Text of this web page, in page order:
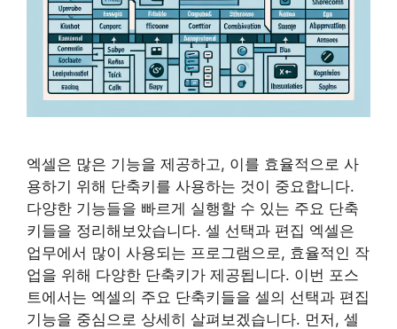
엑셀은 많은 기능을 제공하고, 이를 효율적으로 사
용하기 위해 단축키를 사용하는 것이 중요합니다.
다양한 기능들을 빠르게 실행할 수 있는 주요 단축
키들을 정리해보았습니다. 셀 선택과 편집 엑셀은
업무에서 많이 사용되는 프로그램으로, 효율적인 작
업을 위해 다양한 단축키가 제공됩니다. 이번 포스
트에서는 엑셀의 주요 단축키들을 셀의 선택과 편집
기능을 중심으로 상세히 살펴보겠습니다. 먼저, 셀